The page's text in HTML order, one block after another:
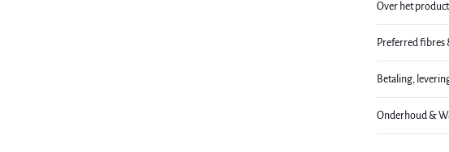
Over het product
Preferred fibres
Betaling,
Onderhoud &